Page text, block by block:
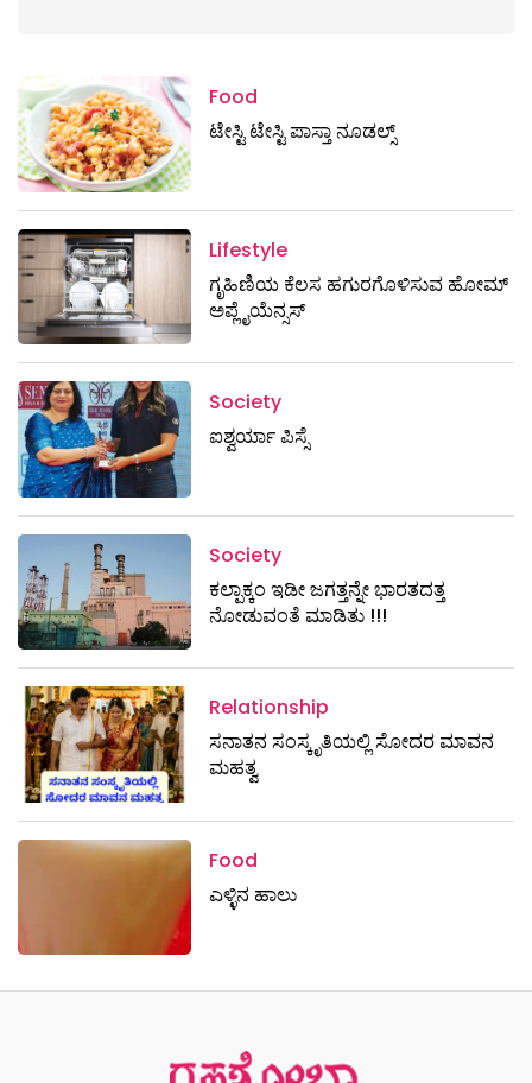
Food
ಟೇಸ್ಟಿ ಟೇಸ್ಟಿ ಪಾಸ್ತಾ ನೂಡಲ್ಸ್
Lifestyle
ಗೃಹಿಣಿಯ ಕೆಲಸ ಹಗುರಗೊಳಿಸುವ ಹೋಮ್
ಅಪ್ಲೈಯೆನ್ಸಸ್‌
Society
ಐಶ್ವರ್ಯಾ ಪಿಸ್ಸೆ
Society
ಕಲ್ಪಾಕ್ಕಂ ಇಡೀ ಜಗತ್ತನ್ನೇ ಭಾರತದತ್ತ
ನೋಡುವಂತೆ ಮಾಡಿತು !!!
Relationship
ಸನಾತನ ಸಂಸ್ಕೃತಿಯಲ್ಲಿ ಸೋದರ ಮಾವನ
ಮಹತ್ವ
Food
ಎಳ್ಳಿನ ಹಾಲು